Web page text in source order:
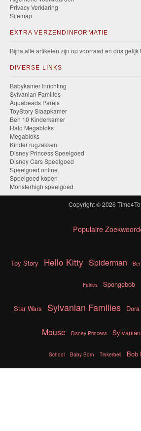
Privacy Verklaring
Sitemap
EXTRA VERZENDINFORMATIE
Bijna alle artikelen zijn op voorraad en dus gelijk
DIVERSE LINKS
Babykamer Inrichting
Sylvanian Families
Aquabeads Parels
ToyStory Slaapkamer
Ben 10 Kinderkamer
Halo Megabloks
Megabloks
Kinder rugzakken
Disney Princess Speelgoed
Disney Cars Speelgoed
Speelgoed online
Speelgoed kopen
Monsterhigh speelgoed
Copyright © 2026
Populaire
Toy Story Hello Kitty Spiderman
Fairies Spongebob
Star Wars Sylvanian Families Dora
Mouse Disney Princess Sylvanian
School Baby Born Tinkerbell Bob